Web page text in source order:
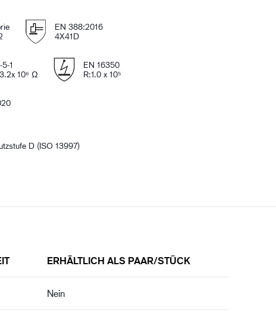
EN 388:2016
4X41D
1
10⁶ Ω
EN 16350
R:1.0 x 10⁵
D (ISO 13997)
ERHÄLTLICH ALS PAAR/STÜCK
Nein